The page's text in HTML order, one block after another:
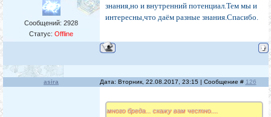
Сообщений: 2928
Статус: Offline
знания,но и внутренний потенциал.Тем мы и
интересны,что даём разные знания.Спасибо.
asira Дата: Вторник, 22.08.2017, 23:15 | Сообщение # 126
много бреда... скажу вам честно....